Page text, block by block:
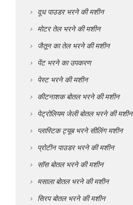
दूध पाउडर भरने की मशीन
मोटर तेल भरने की मशीन
जैतून का तेल भरने की मशीन
पेंट भरने का उपकरण
पेस्ट भरने की मशीन
कीटनाशक बोतल भरने की मशीन
पेट्रोलियम जेली बोतल भरने की मशीन
प्लास्टिक ट्यूब भरने सीलिंग मशीन
प्रोटीन पाउडर भरने की मशीन
सॉस बोतल भरने की मशीन
मसाला बोतल भरने की मशीन
सिरप बोतल भरने की मशीन